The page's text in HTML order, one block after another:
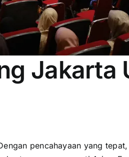
Jakarta
pencahayaan yang